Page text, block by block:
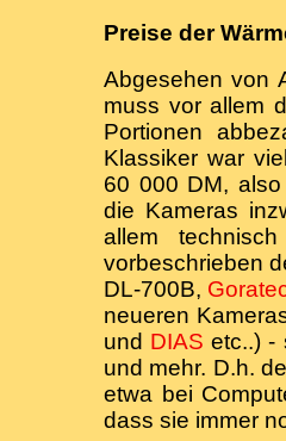
Preise der
Abgesehen von
muss vor allem
Portionen
Klassiker war
60 000 DM,
die Kameras
allem
vorbeschrieben
DL-700B,
neueren
und DIAS etc..) -
und mehr. D.h.
etwa bei
dass sie immer